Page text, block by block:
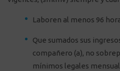
Laboren al menos 96
Que sumados sus
compañero (a), no
mínimos legales